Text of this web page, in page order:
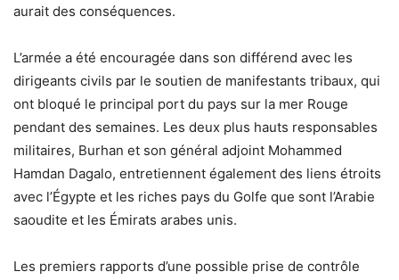
aurait des conséquences.
L’armée a été encouragée dans son différend avec les
dirigeants civils par le soutien de manifestants tribaux, qui
ont bloqué le principal port du pays sur la mer Rouge
pendant des semaines. Les deux plus hauts responsables
militaires, Burhan et son général adjoint Mohammed
Hamdan Dagalo, entretiennent également des liens étroits
avec l’Égypte et les riches pays du Golfe que sont l’Arabie
saoudite et les Émirats arabes unis.
Les premiers rapports d’une possible prise de contrôle